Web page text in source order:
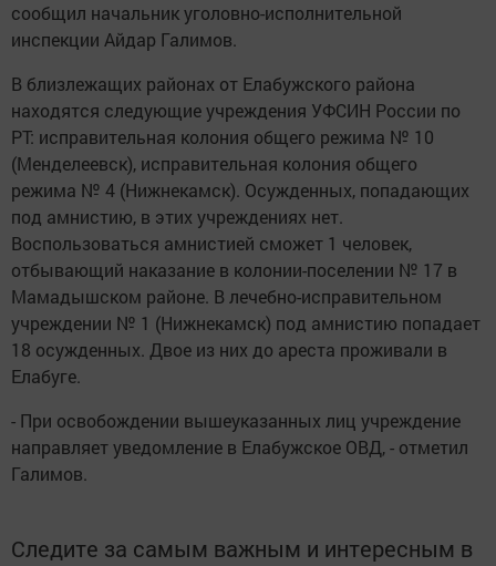
сообщил начальник уголовно-исполнительной
инспекции Айдар Галимов.
В близлежащих районах от Елабужского района
находятся следующие учреждения УФСИН России по
РТ: исправительная колония общего режима № 10
(Менделеевск), исправительная колония общего
режима № 4 (Нижнекамск). Осужденных, попадающих
под амнистию, в этих учреждениях нет.
Воспользоваться амнистией сможет 1 человек,
отбывающий наказание в колонии-поселении № 17 в
Мамадышском районе. В лечебно-исправительном
учреждении № 1 (Нижнекамск) под амнистию попадает
18 осужденных. Двое из них до ареста проживали в
Елабуге.
- При освобождении вышеуказанных лиц учреждение
направляет уведомление в Елабужское ОВД, - отметил
Галимов.
Следите за самым важным и интересным в